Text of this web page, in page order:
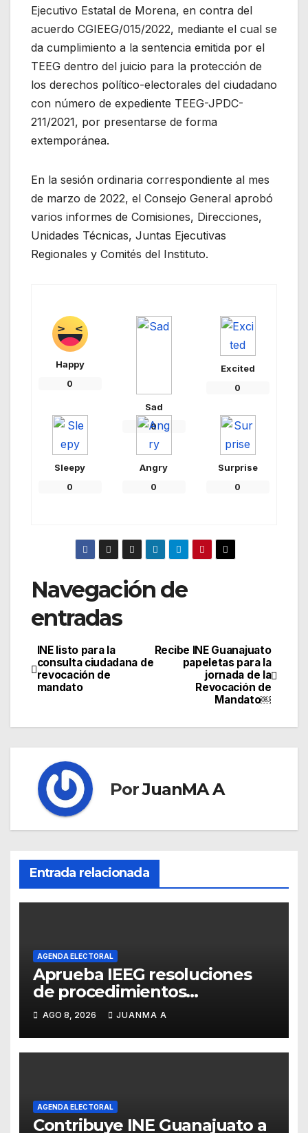
Ejecutivo Estatal de Morena, en contra del
acuerdo CGIEEG/015/2022, mediante el cual se
da cumplimiento a la sentencia emitida por el
TEEG dentro del juicio para la protección de
los derechos político-electorales del ciudadano
con número de expediente TEEG-JPDC-
211/2021, por presentarse de forma
extemporánea.
En la sesión ordinaria correspondiente al mes
de marzo de 2022, el Consejo General aprobó
varios informes de Comisiones, Direcciones,
Unidades Técnicas, Juntas Ejecutivas
Regionales y Comités del Instituto.
Happy
0
Sad
0
Excited
0
Sleepy
0
Angry
0
Surprise
0
Navegación de
entradas
Recibe INE Guanajuato
papeletas para la
jornada de la
Revocación de
Mandato￼
INE listo para la
consulta ciudadana de
revocación de
mandato
PorJuanMA A
Entrada relacionada
AGENDA ELECTORAL
Aprueba IEEG resoluciones
de procedimientos
sancionadores
AGO 8, 2026 JUANMA A
AGENDA ELECTORAL
Contribuye INE Guanajuato a